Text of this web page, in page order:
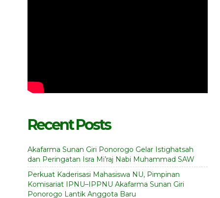
Recent Posts
Akafarma Sunan Giri Ponorogo Gelar Istighatsah
dan Peringatan Isra Mi’raj Nabi Muhammad SAW
Perkuat Kaderisasi Mahasiswa NU, Pimpinan
Komisariat IPNU–IPPNU Akafarma Sunan Giri
Ponorogo Lantik Anggota Baru